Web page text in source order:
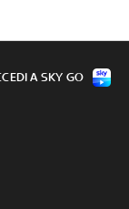
A SKY GO